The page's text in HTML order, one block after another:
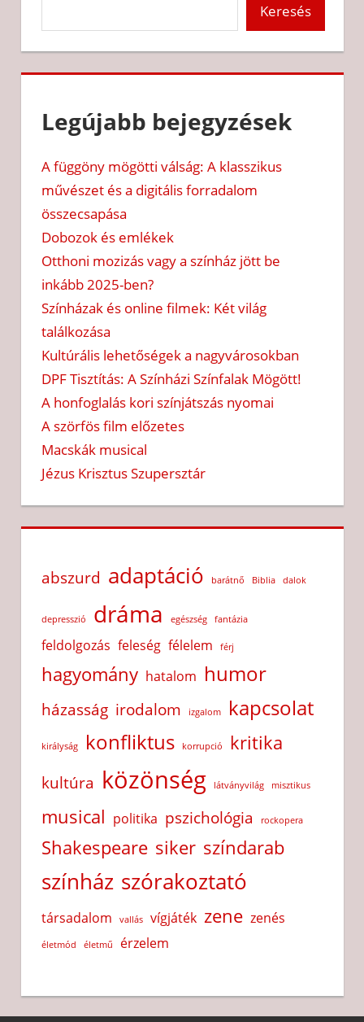
Keresés
Legújabb bejegyzések
A függöny mögötti válság: A klasszikus
művészet és a digitális forradalom
összecsapása
Dobozok és emlékek
Otthoni mozizás vagy a színház jött be
inkább 2025-ben?
Színházak és online filmek: Két világ
találkozása
Kultúrális lehetőségek a nagyvárosokban
DPF Tisztítás: A Színházi Színfalak Mögött!
A honfoglalás kori színjátszás nyomai
A szörfös film előzetes
Macskák musical
Jézus Krisztus Szupersztár
abszurd adaptáció barátnő Biblia dalok
depresszió dráma egészség fantázia
feldolgozás feleség félelem férj
hagyomány hatalom humor
házasság irodalom izgalom kapcsolat
királyság konfliktus korrupció kritika
kultúra közönség látványvilág misztikus
musical politika pszichológia rockopera
Shakespeare siker színdarab
színház szórakoztató
társadalom vallás vígjáték zene zenés
életmód életmű érzelem